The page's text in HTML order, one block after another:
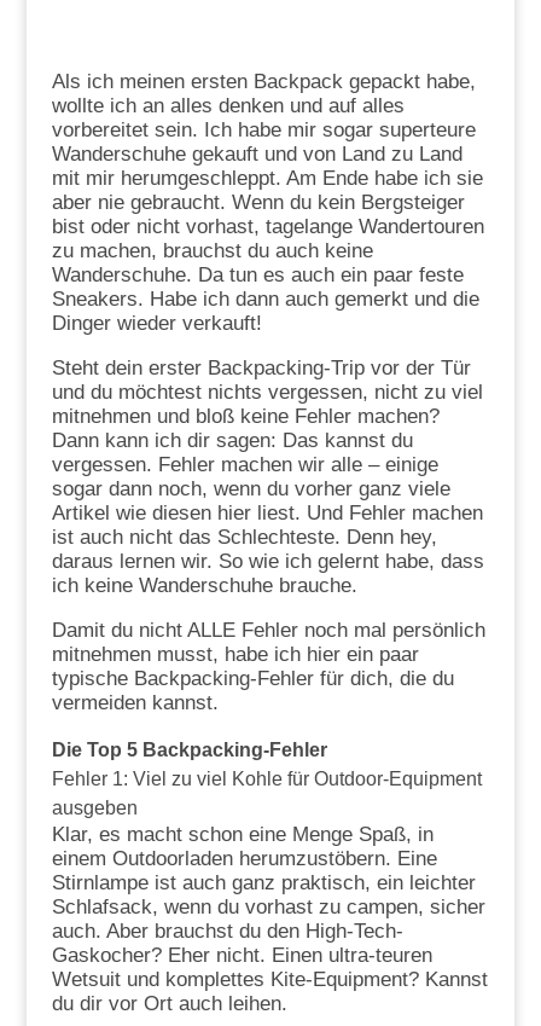
Als ich meinen ersten Backpack gepackt habe,
wollte ich an alles denken und auf alles
vorbereitet sein. Ich habe mir sogar superteure
Wanderschuhe gekauft und von Land zu Land
mit mir herumgeschleppt. Am Ende habe ich sie
aber nie gebraucht. Wenn du kein Bergsteiger
bist oder nicht vorhast, tagelange Wandertouren
zu machen, brauchst du auch keine
Wanderschuhe. Da tun es auch ein paar feste
Sneakers. Habe ich dann auch gemerkt und die
Dinger wieder verkauft!
Steht dein erster Backpacking-Trip vor der Tür
und du möchtest nichts vergessen, nicht zu viel
mitnehmen und bloß keine Fehler machen?
Dann kann ich dir sagen: Das kannst du
vergessen. Fehler machen wir alle – einige
sogar dann noch, wenn du vorher ganz viele
Artikel wie diesen hier liest. Und Fehler machen
ist auch nicht das Schlechteste. Denn hey,
daraus lernen wir. So wie ich gelernt habe, dass
ich keine Wanderschuhe brauche.
Damit du nicht ALLE Fehler noch mal persönlich
mitnehmen musst, habe ich hier ein paar
typische Backpacking-Fehler für dich, die du
vermeiden kannst.
Die Top 5 Backpacking-Fehler
Fehler 1: Viel zu viel Kohle für Outdoor-Equipment
ausgeben
Klar, es macht schon eine Menge Spaß, in
einem Outdoorladen herumzustöbern. Eine
Stirnlampe ist auch ganz praktisch, ein leichter
Schlafsack, wenn du vorhast zu campen, sicher
auch. Aber brauchst du den High-Tech-
Gaskocher? Eher nicht. Einen ultra-teuren
Wetsuit und komplettes Kite-Equipment? Kannst
du dir vor Ort auch leihen.